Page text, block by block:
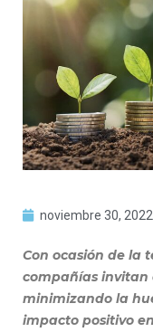
noviembre 30, 2022
Con ocasión de la
compañías invitan
minimizando la
impacto positivo